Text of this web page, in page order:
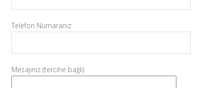
Telefon Numaranız
Mesajınız (tercihe bağlı)